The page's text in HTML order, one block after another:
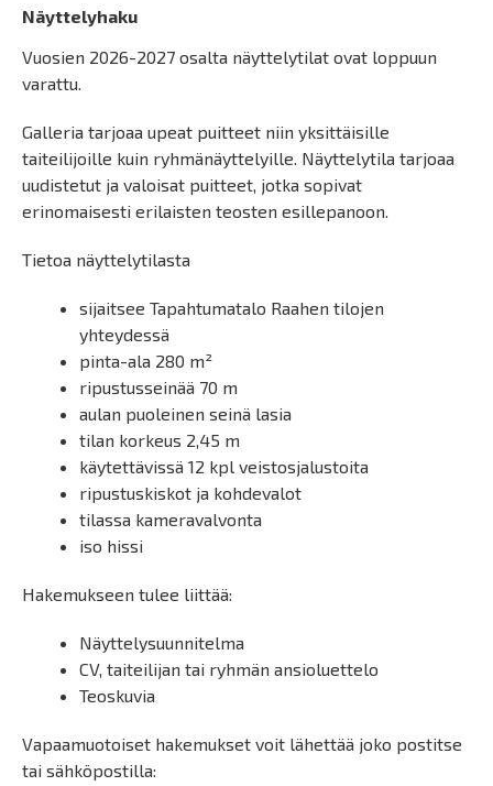
Näyttelyhaku
Vuosien 2026-2027 osalta näyttelytilat ovat loppuun
varattu.
Galleria tarjoaa upeat puitteet niin yksittäisille
taiteilijoille kuin ryhmänäyttelyille. Näyttelytila tarjoaa
uudistetut ja valoisat puitteet, jotka sopivat
erinomaisesti erilaisten teosten esillepanoon.
Tietoa näyttelytilasta
sijaitsee Tapahtumatalo Raahen tilojen
yhteydessä
pinta-ala 280 m²
ripustusseinää 70 m
aulan puoleinen seinä lasia
tilan korkeus 2,45 m
käytettävissä 12 kpl veistosjalustoita
ripustuskiskot ja kohdevalot
tilassa kameravalvonta
iso hissi
Hakemukseen tulee liittää:
Näyttelysuunnitelma
CV, taiteilijan tai ryhmän ansioluettelo
Teoskuvia
Vapaamuotoiset hakemukset voit lähettää joko postitse
tai sähköpostilla: